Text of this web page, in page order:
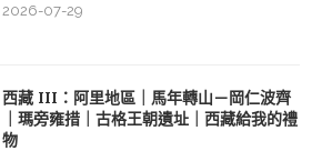
2026-07-29
西藏 III：阿里地區｜馬年轉山－岡仁波齊
｜瑪旁雍措｜古格王朝遺址｜西藏給我的禮
物